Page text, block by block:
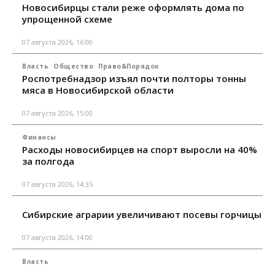
Новосибирцы стали реже оформлять дома по
упрощенной схеме
07 августа 2026, 16:00
Власть Общество Право&Порядок
Роспотребнадзор изъял почти полторы тонны
мяса в Новосибирской области
07 августа 2026, 15:00
Финансы
Расходы новосибирцев на спорт выросли на 40%
за полгода
07 августа 2026, 14:35
Сибирские аграрии увеличивают посевы горчицы
07 августа 2026, 14:00
Власть